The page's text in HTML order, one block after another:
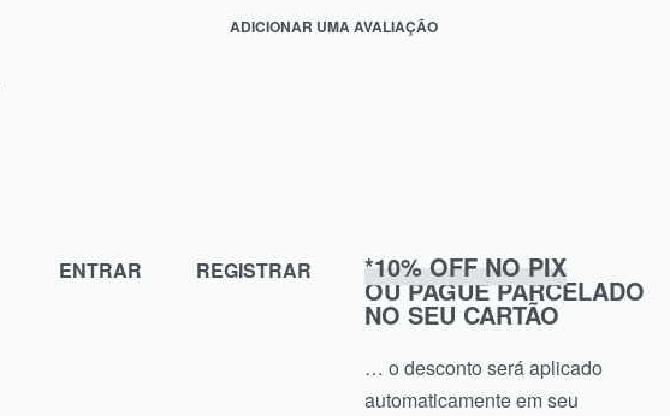
ADICIONAR UMA AVALIAÇÃO
ENTRAR REGISTRAR *10% OFF NO PIX
OU PAGUE PARCELADO
NO SEU CARTÃO
… o desconto será aplicado
automaticamente em seu